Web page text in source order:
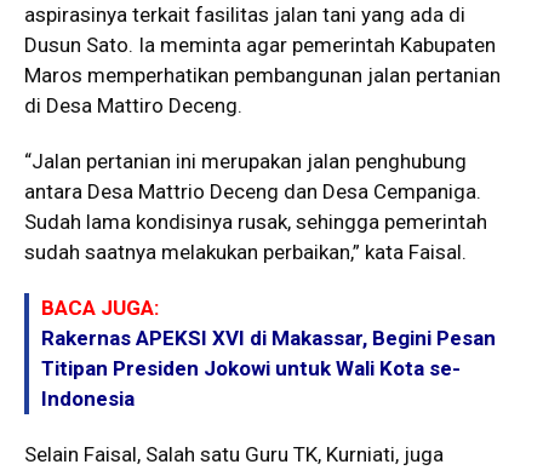
aspirasinya terkait fasilitas jalan tani yang ada di
Dusun Sato. Ia meminta agar pemerintah Kabupaten
Maros memperhatikan pembangunan jalan pertanian
di Desa Mattiro Deceng.
“Jalan pertanian ini merupakan jalan penghubung
antara Desa Mattrio Deceng dan Desa Cempaniga.
Sudah lama kondisinya rusak, sehingga pemerintah
sudah saatnya melakukan perbaikan,” kata Faisal.
BACA JUGA:
Rakernas APEKSI XVI di Makassar, Begini Pesan
Titipan Presiden Jokowi untuk Wali Kota se-
Indonesia
Selain Faisal, Salah satu Guru TK, Kurniati, juga